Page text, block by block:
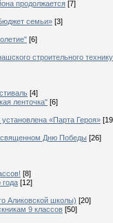
продолжается [7]
семьи» [3]
[6]
строительного
[4]
ленточка" [6]
«Парта Героя»
Дню Победы [26]
[8]
года [12]
Аликовской школы) [20]
9 классов [50]